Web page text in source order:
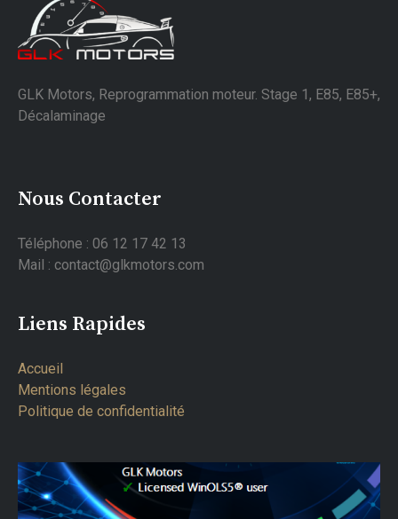
GLK Motors, Reprogrammation moteur. Stage 1, E85, E85+,
Décalaminage
Nous Contacter
Téléphone : 06 12 17 42 13
Mail : contact@glkmotors.com
Liens Rapides
Accueil
Mentions légales
Politique de confidentialité